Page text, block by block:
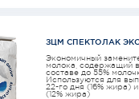
ЗЦМ СПЕКТОЛАК
Экономичный
молока, содержащий
составе до 55%
Используются для
22-го дня (16% жира)
(12% жира)